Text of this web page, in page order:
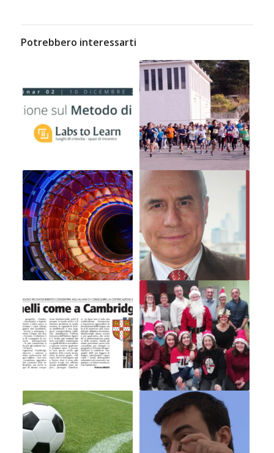
Potrebbero interessarti